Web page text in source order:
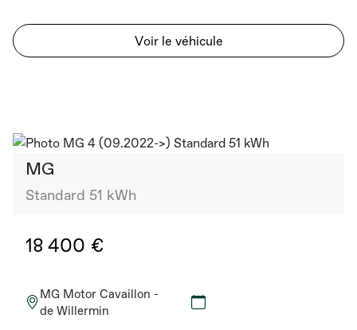
Voir le véhicule
MG
Standard 51 kWh
18 400 €
MG Motor Cavaillon -
de Willermin